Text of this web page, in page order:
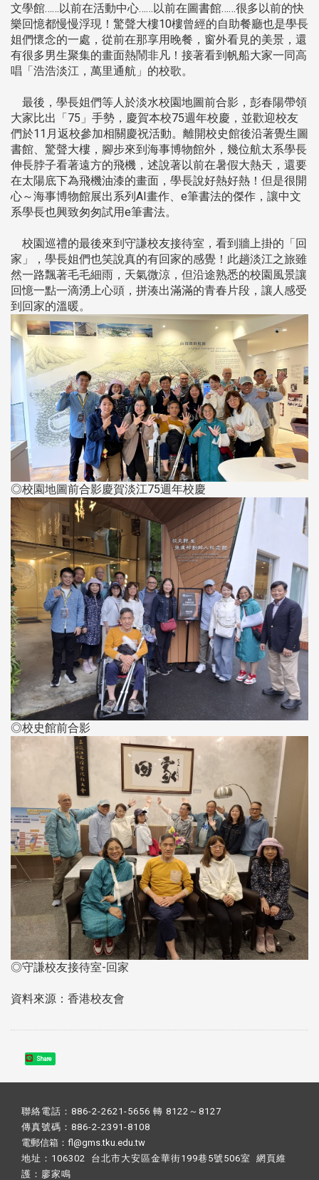
文學館……以前在活動中心……以前在圖書館……很多以前的快
樂回憶都慢慢浮現！驚聲大樓10樓曾經的自助餐廳也是學長
姐們懷念的一處，從前在那享用晚餐，窗外看見的美景，還
有很多男生聚集的畫面熱鬧非凡！接著看到帆船大家一同高
唱「浩浩淡江，萬里通航」的校歌。
最後，學長姐們等人於淡水校園地圖前合影，彭春陽帶領
大家比出「75」手勢，慶賀本校75週年校慶，並歡迎校友
們於11月返校參加相關慶祝活動。離開校史館後沿著覺生圖
書館、驚聲大樓，腳步來到海事博物館外，幾位航太系學長
伸長脖子看著遠方的飛機，述說著以前在暑假大熱天，還要
在太陽底下為飛機油漆的畫面，學長說好熱好熱！但是很開
心～海事博物館展出系列AI畫作、e筆書法的傑作，讓中文
系學長也興致匆匆試用e筆書法。
校園巡禮的最後來到守謙校友接待室，看到牆上掛的「回
家」，學長姐們也笑說真的有回家的感覺！此趟淡江之旅雖
然一路飄著毛毛細雨，天氣微涼，但沿途熟悉的校園風景讓
回憶一點一滴湧上心頭，拼湊出滿滿的青春片段，讓人感受
到回家的溫暖。
◎校園地圖前合影慶賀淡江75週年校慶
◎校史館前合影
◎守謙校友接待室-回家
資料來源：香港校友會
Share
聯絡電話：886-2-2621-5656 轉 8122～8127
傳真號碼：886-2-2391-8108
電郵信箱：fl@gms.tku.edu.tw
地址：106302 台北市大安區金華街199巷5號506室 網頁維
護： 廖家鳴​